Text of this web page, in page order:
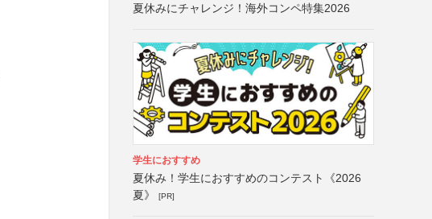
夏休みにチャレンジ！海外コンペ特集2026
学生におすすめ
夏休み！学生におすすめのコンテスト《2026
夏》
[PR]